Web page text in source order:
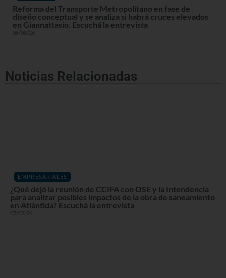
Reforma del Transporte Metropolitano en fase de
diseño conceptual y se analiza si habrá cruces elevados
en Giannattasio. Escuchá la entrevista
05/08/26
Noticias Relacionadas
EMPRESARIALES
¿Qué dejó la reunión de CCIFA con OSE y la Intendencia
para analizar posibles impactos de la obra de saneamiento
en Atlántida? Escuchá la entrevista
07/08/26